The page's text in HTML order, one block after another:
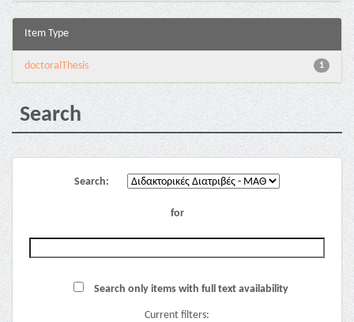
Item Type
1
doctoralThesis
Search
Search:
for
Search only items with full text availability
Current filters: